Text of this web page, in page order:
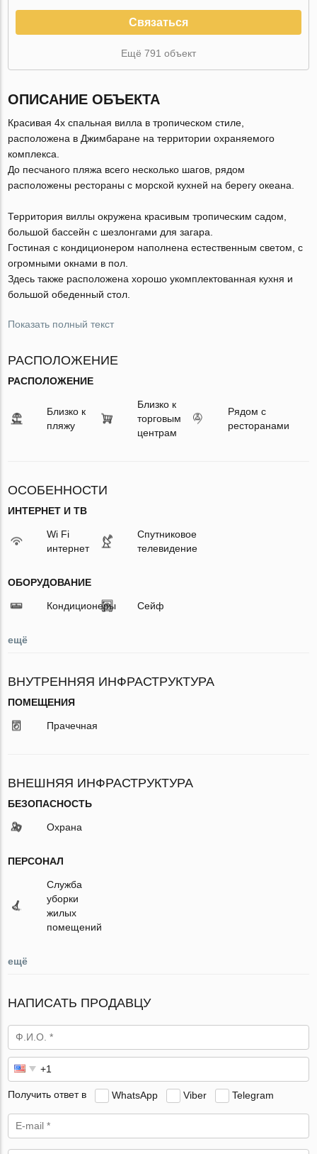
Связаться
Ещё 791 объект
ОПИСАНИЕ ОБЪЕКТА
Красивая 4х спальная вилла в тропическом стиле,
расположена в Джимбаране на территории охраняемого
комплекса.
До песчаного пляжа всего несколько шагов, рядом
расположены рестораны с морской кухней на берегу океана.
Территория виллы окружена красивым тропическим садом,
большой бассейн с шезлонгами для загара.
Гостиная с кондиционером наполнена естественным светом, с
огромными окнами в пол.
Здесь также расположена хорошо укомплектованная кухня и
большой обеденный стол.
Показать полный текст
РАСПОЛОЖЕНИЕ
РАСПОЛОЖЕНИЕ
Близко к
пляжу
Близко к
торговым
центрам
Рядом с
ресторанами
ОСОБЕННОСТИ
ИНТЕРНЕТ И ТВ
Wi Fi
интернет
Спутниковое
телевидение
ОБОРУДОВАНИЕ
Кондиционеры Сейф
ещё
ВНУТРЕННЯЯ ИНФРАСТРУКТУРА
ПОМЕЩЕНИЯ
Прачечная
ВНЕШНЯЯ ИНФРАСТРУКТУРА
БЕЗОПАСНОСТЬ
Охрана
ПЕРСОНАЛ
Служба
уборки
жилых
помещений
ещё
НАПИСАТЬ ПРОДАВЦУ
Получить ответ в WhatsApp Viber Telegram